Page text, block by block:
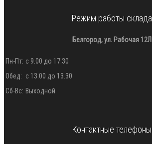
Режим работы склада
Белгород, ул. Рабочая 12Л
Пн-Пт: с 9.00 до 17.30
Обед: с 13.00 до 13.30
Сб-Вс: Выходной
Контактные телефоны